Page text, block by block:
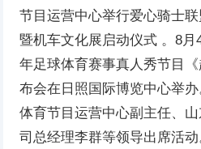
节目运营中心举行爱心骑士
暨机车文化展启动仪式 。8
年足球体育赛事真人秀节目
布会在日照国际博览中心举
体育节目运营中心副主任、
司总经理李群等领导出席活动